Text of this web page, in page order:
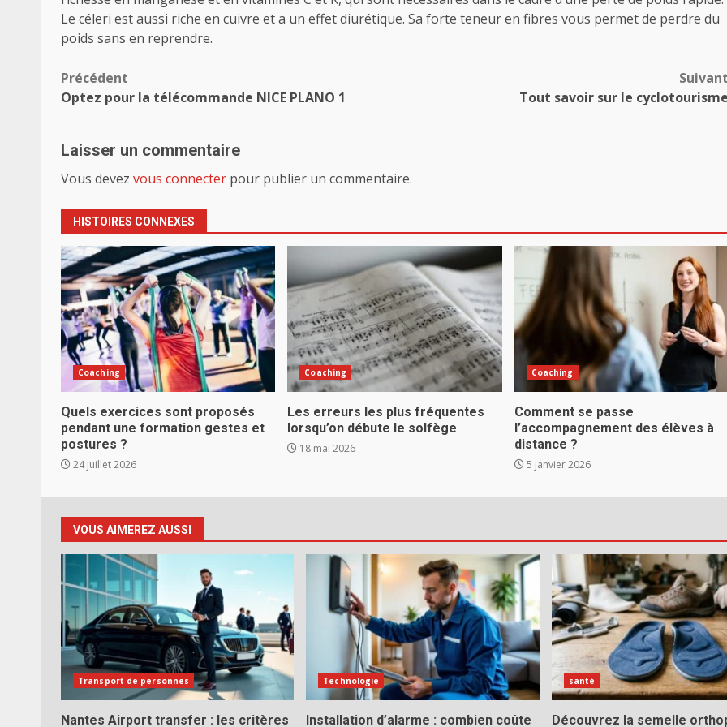
Le céleri est aussi riche en cuivre et a un effet diurétique. Sa forte teneur en fibres vous permet de perdre du
poids sans en reprendre.
Navigation
d’article
Précédent
Optez pour la télécommande NICE PLANO 1
Tout savoir sur le
Laisser un commentaire
Vous devez vous connecter pour publier un commentaire.
HISTOIRES CONNEXES
Coaching
Quels exercices sont proposés
pendant une formation gestes et
postures ?
24 juillet 2026
Coaching
Les erreurs les plus fréquentes
lorsqu’on débute le solfège
18 mai 2026
Coaching
Comment se passe
l’accompagnement des élèves à
distance ?
5 janvier 2026
VOUS AIMEREZ AUSSI
Transport de personnes
Nantes Airport transfer : les critères
Technologie
Installation d’alarme : combien coûte
santé
Découvrez la semelle